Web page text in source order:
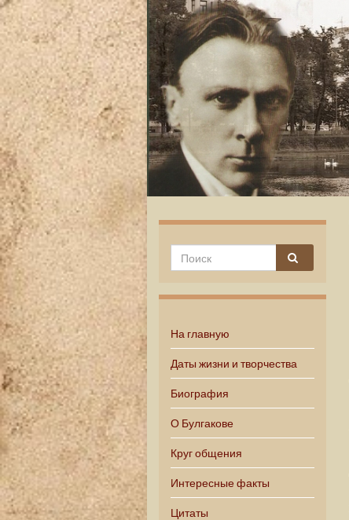
На главную
Даты жизни и творчества
Биография
О Булгакове
Круг общения
Интересные факты
Цитаты